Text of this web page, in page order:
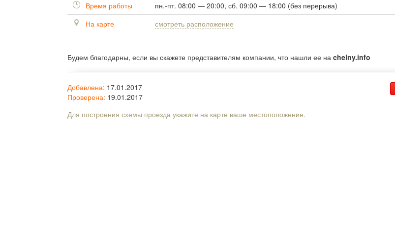
Время работы
пн.-пт. 08:00 — 20:00, сб. 09:00 — 18:00 (без перерыва)
На карте
смотреть расположение
Будем благодарны, если вы скажете представителям компании, что нашли ее на chelny.info
Добавлена: 17.01.2017
Проверена: 19.01.2017
Для построения схемы проезда укажите на карте ваше местоположение.